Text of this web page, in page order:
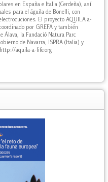
en España e Italia (Cerdeña), así
para el águila de Bonelli, con
El proyecto AQUILA a-
por GREFA y también
Álava, la Fundació Natura Parc
de Navarra, ISPRA (Italia) y
aquila-a-life.org